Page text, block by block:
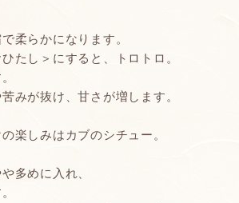
柔らかになります。
たし＞にすると、トロトロ。
みが抜け、甘さが増します。
楽しみはカブのシチュー。
多めに入れ、